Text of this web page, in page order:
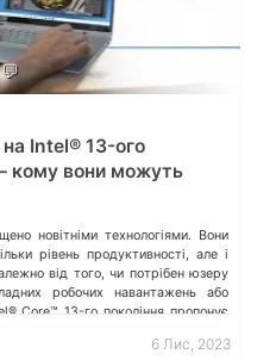
💬
Intel® 13-ого
кому вони можуть
новітніми технологіями. Вони
рівень продуктивності, але і
від того, чи потрібен юзеру
робочих навантажень або
Core™ 13-го покоління пропонує
потреб. Технології процесорів
6 Лис, 2023